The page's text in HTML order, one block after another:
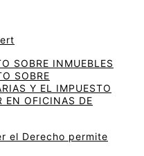
SOBRE INMUEBLES
SOBRE
Y EL IMPUESTO
EN OFICINAS DE
el Derecho permite